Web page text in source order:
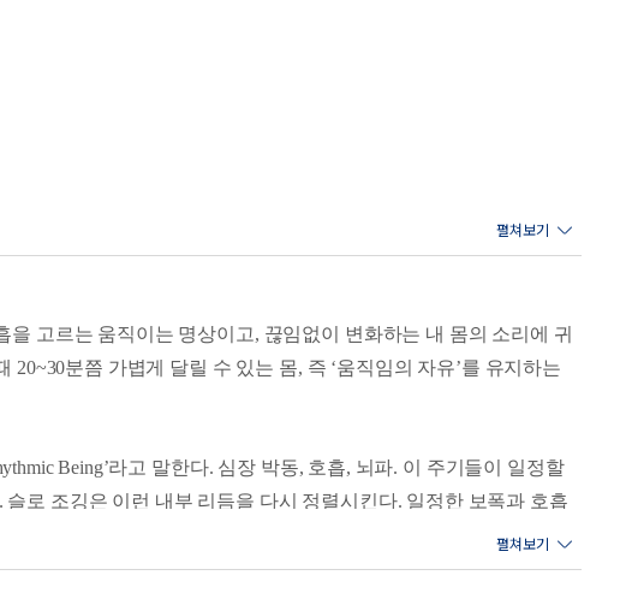
고르는 움직이는 명상이고, 끊임없이 변화하는 내 몸의 소리에 귀
분쯤 가볍게 달릴 수 있는 몸, 즉 ‘움직임의 자유’를 유지하는
Being’라고 말한다. 심장 박동, 호흡, 뇌파. 이 주기들이 일정할
로 조깅은 이런 내부 리듬을 다시 정렬시킨다. 일정한 보폭과 호흡
제자리를 찾는다. _29쪽 '100년의 삶, 슬로 조깅으로 리듬을 되찾는